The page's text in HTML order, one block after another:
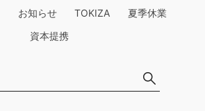
お知らせ TOKIZA
夏季休業
資本提携